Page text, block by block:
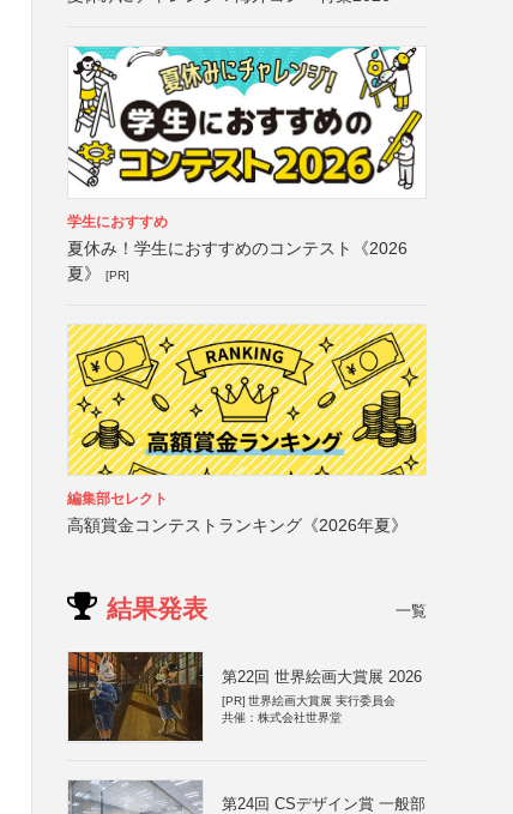
学生におすすめ
夏休み！学生におすすめのコンテスト《2026
夏》
[PR]
編集部セレクト
高額賞金コンテストランキング《2026年夏》
結果発表 一覧
第22回 世界絵画大賞展 2026
[PR] 世界絵画大賞展 実行委員会
共催：株式会社世界堂
第24回 CSデザイン賞 一般部